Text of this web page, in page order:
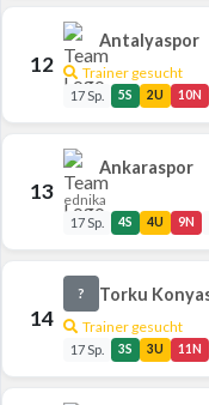
12
Antalyaspor
Trainer gesucht
17 Sp. 5S 2U 10N
13
Ankaraspor
ednika
17 Sp. 4S 4U 9N
14
? Torku
Trainer gesucht
17 Sp. 3S 3U 11N